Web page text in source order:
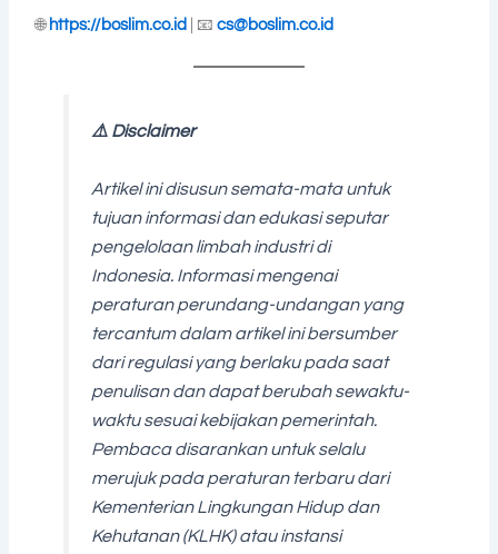
🌐 https://boslim.co.id | 📧cs@boslim.co.id
⚠️ Disclaimer
Artikel ini disusun semata-mata untuk
tujuan informasi dan edukasi seputar
pengelolaan limbah industri di
Indonesia. Informasi mengenai
peraturan perundang-undangan yang
tercantum dalam artikel ini bersumber
dari regulasi yang berlaku pada saat
penulisan dan dapat berubah sewaktu-
waktu sesuai kebijakan pemerintah.
Pembaca disarankan untuk selalu
merujuk pada peraturan terbaru dari
Kementerian Lingkungan Hidup dan
Kehutanan (KLHK) atau instansi